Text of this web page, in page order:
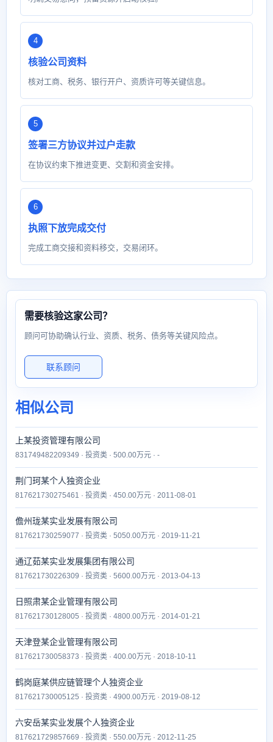
核验公司资料
核对工商、税务、银行开户、资质许可等关键信息。
签署三方协议并过户走款
在协议约束下推进变更、交割和资金安排。
执照下放完成交付
完成工商交接和资料移交，交易闭环。
需要核验这家公司？
顾问可协助确认行业、资质、税务、债务等关键风险点。
联系顾问
相似公司
上某投资管理有限公司
831749482209349 · 投资类 · 500.00万元 · -
荆门珂某个人独资企业
817621730275461 · 投资类 · 450.00万元 · 2011-08-01
儋州珑某实业发展有限公司
817621730259077 · 投资类 · 5050.00万元 · 2019-11-21
通辽茹某实业发展集团有限公司
817621730226309 · 投资类 · 5600.00万元 · 2013-04-13
日照肃某企业管理有限公司
817621730128005 · 投资类 · 4800.00万元 · 2014-01-21
天津登某企业管理有限公司
817621730058373 · 投资类 · 400.00万元 · 2018-10-11
鹤岗庭某供应链管理个人独资企业
817621730005125 · 投资类 · 4900.00万元 · 2019-08-12
六安岳某实业发展个人独资企业
817621729857669 · 投资类 · 550.00万元 · 2012-11-25